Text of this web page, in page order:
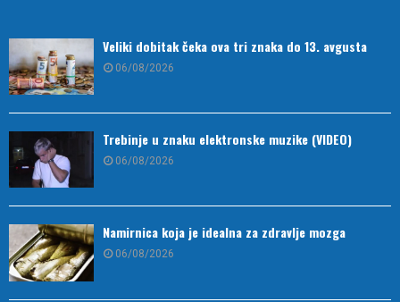
Veliki dobitak čeka ova tri znaka do 13. avgusta
06/08/2026
Trebinje u znaku elektronske muzike (VIDEO)
06/08/2026
Namirnica koja je idealna za zdravlje mozga
06/08/2026